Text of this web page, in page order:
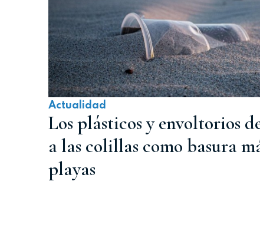
Actualidad
Los plásticos y envoltorios
a las colillas como basura
playas